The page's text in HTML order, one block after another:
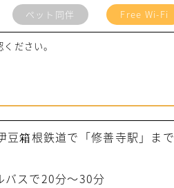
ペット同伴 Free Wi-Fi
ださい。
豆箱根鉄道で「修善寺駅」まで
バスで20分～30分